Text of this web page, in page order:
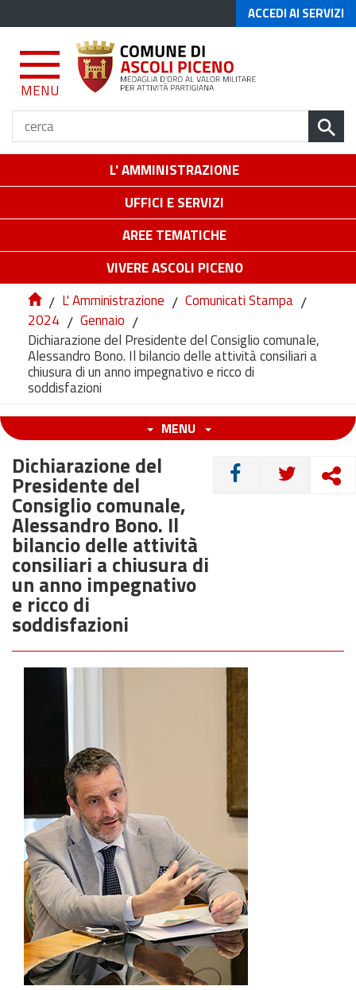
ACCEDI AI SERVIZI
MENU
L' AMMINISTRAZIONE
UFFICI E SERVIZI
AREE TEMATICHE
VIVERE ASCOLI PICENO
/ L' Amministrazione / Comunicati Stampa /
2024 / Gennaio /
Dichiarazione del Presidente del Consiglio comunale,
Alessandro Bono. Il bilancio delle attività consiliari a
chiusura di un anno impegnativo e ricco di
soddisfazioni
MENU
CONDIVIDI
Dichiarazione del
Presidente del
Consiglio comunale,
Alessandro Bono. Il
bilancio delle attività
consiliari a chiusura di
un anno impegnativo
e ricco di
soddisfazioni